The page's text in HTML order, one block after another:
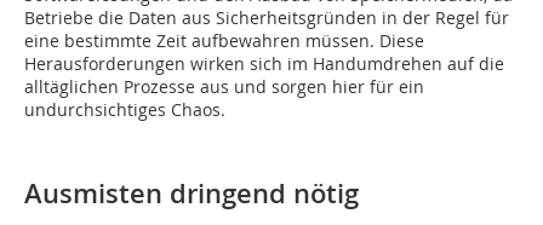
Betriebe die Daten aus Sicherheitsgründen in der Regel für
eine bestimmte Zeit aufbewahren müssen. Diese
Herausforderungen wirken sich im Handumdrehen auf die
alltäglichen Prozesse aus und sorgen hier für ein
undurchsichtiges Chaos.
Ausmisten dringend nötig